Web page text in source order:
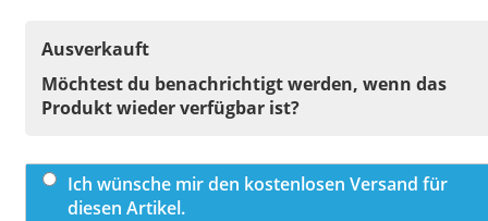
Ausverkauft
Möchtest du benachrichtigt werden, wenn das
Produkt wieder verfügbar ist?
Ich wünsche mir den kostenlosen Versand für
diesen Artikel.